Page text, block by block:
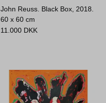
John Reuss. Black Box, 2018.
60 x 60 cm
11.000 DKK